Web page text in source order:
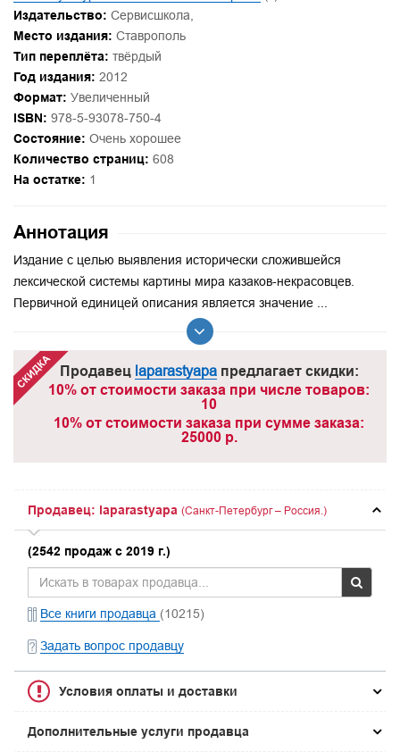
Издательство: Сервисшкола,
Место издания: Ставрополь
Тип переплёта: твёрдый
Год издания: 2012
Формат: Увеличенный
ISBN: 978-5-93078-750-4
Состояние: Очень хорошее
Количество страниц: 608
На остатке: 1
Аннотация
Издание с целью выявления исторически сложившейся
лексической системы картины мира казаков-некрасовцев.
Первичной единицей описания является значение ...
Продавец laparastyapaпредлагает скидки:
10% от стоимости заказа при числе товаров:
10
10% от стоимости заказа при сумме заказа:
25000 р.
Продавец: laparastyapa (Санкт-Петербург – Россия.)
(2542 продаж с 2019 г.)
Все книги продавца (10215)
Задать вопрос продавцу
Условия оплаты и доставки
Дополнительные услуги продавца